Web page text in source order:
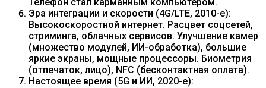
Эра интеграции и скорости (4G/LTE, 2010-е):
Высокоскоростной интернет. Расцвет соцсетей,
стриминга, облачных сервисов. Улучшение камер
(множество модулей, ИИ-обработка), большие
яркие экраны, мощные процессоры. Биометрия
(отпечаток, лицо), NFC (бесконтактная оплата).
Настоящее время (5G и ИИ, 2020-е):